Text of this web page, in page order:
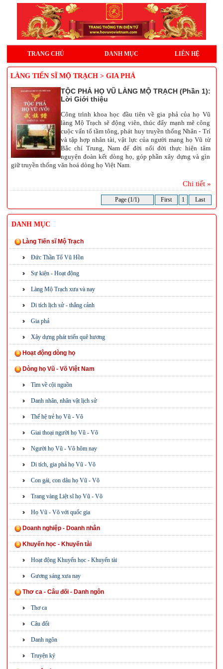
TRANG CHỦ DANH MỤC LIÊN HỆ
LÀNG TIẾN SĨ MỘ TRẠCH > GIA PHẢ
TỘC PHẢ HỌ VŨ LÀNG MỘ TRẠCH (Phần 1):
Lời Giới thiệu
Công trình khoa học đầu tiên về gia phả của họ Vũ
làng Mộ Trạch sẽ động viên, thúc đẩy mạnh mẽ công
cuộc vấn tổ tầm tông, phát huy truyền thống Nhân - Trí
và tập hợp nhân tài, vật lực của người mang họ Vũ từ
Bắc chí Trung, Nam để đời nối đời thực hiện tâm
nguyện đoàn kết dòng họ, góp phần xây dựng và gìn
giữ truyền thống văn hoá dòng họ Việt Nam.
Chi tiết »
Page (1/1) First 1 Last
DANH MỤC
Làng Tiến sĩ Mộ Trạch
Đức Thần Tổ Vũ Hồn
Sự kiện - Hoạt động
Làng Mộ Trạch xưa và nay
Di tích lịch sử - thắng cảnh
Gia phả
Xây dựng phát triển quê hương
Hoạt động dòng họ
Dòng họ Vũ - Võ Việt Nam
Tìm về cội nguồn
Danh nhân, nhân vật lịch sử
Thế hệ trẻ họ Vũ - Võ
Giai thoại người họ Vũ - Võ
Người họ Vũ - Võ hôm nay
Di tích, gia phả họ Vũ - Võ
Con gái, con dâu họ Vũ - Võ
Trang vàng Liệt sĩ họ Vũ - Võ
Họ Vũ - Võ với quốc gia
Doanh nghiệp - Doanh nhân
Khuyến học - Khuyến tài
Hoạt động Khuyến học - Khuyến tài
Gương sáng xưa nay
Thơ ca - Câu đối - Danh ngôn
Thơ ca
Câu đối
Danh ngôn
Truyện ký